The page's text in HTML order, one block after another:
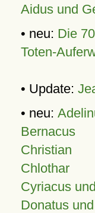
Aidus und
• neu: Die
Toten-
• Update:
• neu:
Bernacus
Christian
Chlothar
Cyriacus
Donatus